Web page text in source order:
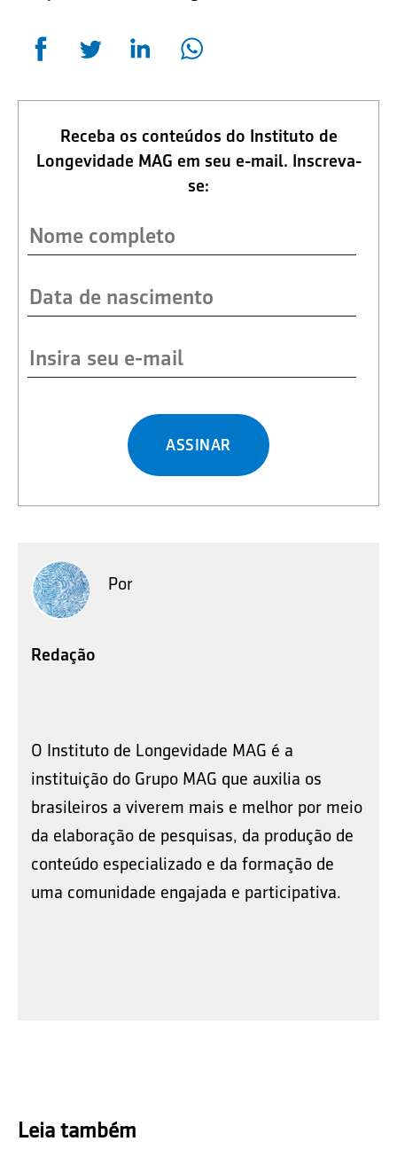
Receba os conteúdos do Instituto de
Longevidade MAG em seu e-mail. Inscreva-
se:
ASSINAR
Por
Redação
O Instituto de Longevidade MAG é a
instituição do Grupo MAG que auxilia os
brasileiros a viverem mais e melhor por meio
da elaboração de pesquisas, da produção de
conteúdo especializado e da formação de
uma comunidade engajada e participativa.
Leia também